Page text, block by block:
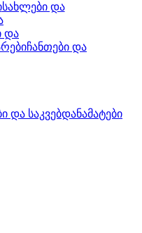
სახლები და
და
ჩანთები და
და საკვებდანამატები